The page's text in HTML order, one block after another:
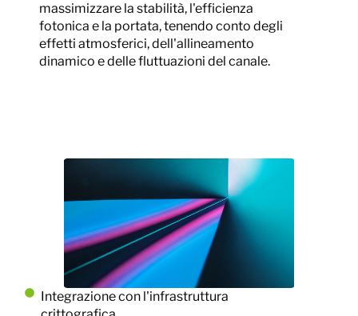
massimizzare la stabilità, l'efficienza
fotonica e la portata, tenendo conto degli
effetti atmosferici, dell'allineamento
dinamico e delle fluttuazioni del canale.
Integrazione con l'infrastruttura